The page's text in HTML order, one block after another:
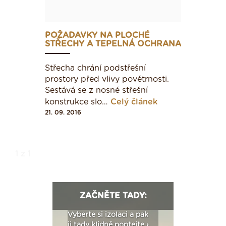
POŽADAVKY NA PLOCHÉ
STŘECHY A TEPELNÁ OCHRANA
Střecha chrání podstřešní
prostory před vlivy povětrnosti.
Sestává se z nosné střešní
konstrukce slo… Celý článek
21. 09. 2016
ZAČNĚTE TADY:
Vyberte si izolaci a pak